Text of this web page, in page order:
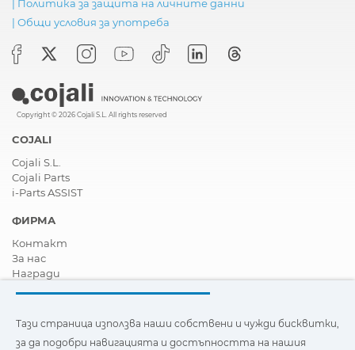
| Политика за защита на личните данни
| Общи условия за употреба
Copyright © 2026 Cojali S.L. All rights reserved
COJALI
Cojali S.L.
Cojali Parts
i-Parts ASSIST
ФИРМА
Контакт
За нас
Награди
Станете дистрибутор
Новини
Тази страница използва наши собствени и чужди бисквитки,
за да подобри навигацията и достъпността на нашия